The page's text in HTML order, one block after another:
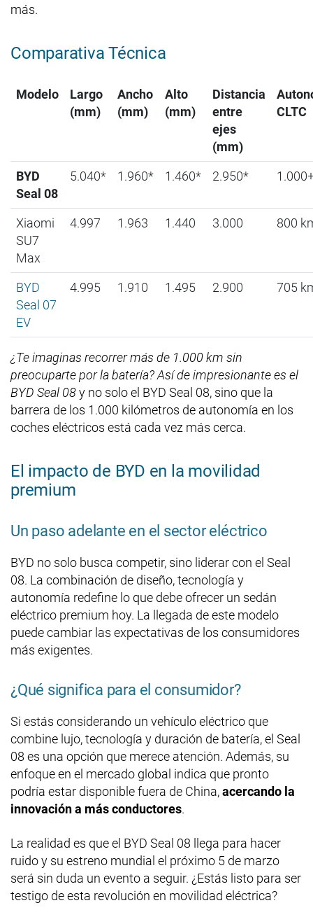
más.
Comparativa Técnica
Modelo
Largo
(mm)
Ancho
(mm)
Alto
(mm)
Distancia
entre
ejes
(mm)
CLTC
BYD
Seal 08
5.040* 1.960* 1.460* 2.950*
Xiaomi
SU7
Max
4.997 1.963 1.440 3.000 800
BYD
Seal 07
EV
4.995 1.910 1.495 2.900 705
¿Te imaginas recorrer más de 1.000 km sin
preocuparte por la batería? Así de impresionante es el
BYD Seal 08y no solo el BYD Seal 08, sino que la
barrera de los 1.000 kilómetros de autonomía en los
coches eléctricos está cada vez más cerca.
El impacto de BYD en la movilidad
premium
Un paso adelante en el sector eléctrico
BYD no solo busca competir, sino liderar con el Seal
08. La combinación de diseño, tecnología y
autonomía redefine lo que debe ofrecer un sedán
eléctrico premium hoy. La llegada de este modelo
puede cambiar las expectativas de los consumidores
más exigentes.
¿Qué significa para el consumidor?
Si estás considerando un vehículo eléctrico que
combine lujo, tecnología y duración de batería, el Seal
08 es una opción que merece atención. Además, su
enfoque en el mercado global indica que pronto
podría estar disponible fuera de China,acercando la
innovación a más conductores.
La realidad es que el BYD Seal 08 llega para hacer
ruido y su estreno mundial el próximo 5 de marzo
será sin duda un evento a seguir. ¿Estás listo para ser
testigo de esta revolución en movilidad eléctrica?